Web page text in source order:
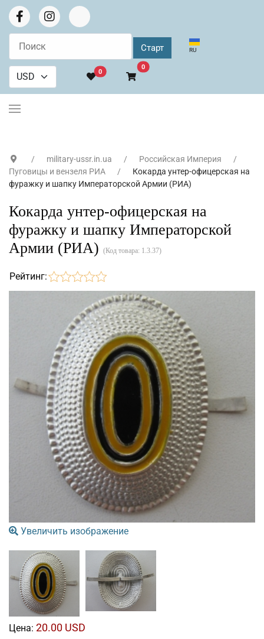
Выберите язык
RU
0
0В корзину
military-ussr.in.ua
Российская Империя
Пуговицы и вензеля РИА
Кокарда унтер-офицерская на
фуражку и шапку Императорской Армии (РИА)
Кокарда унтер-офицерская на
фуражку и шапку Императорской
Армии (РИА) (Код товара: 1.3.37)
Рейтинг:
Увеличить изображение
Цена: 20.00 USD